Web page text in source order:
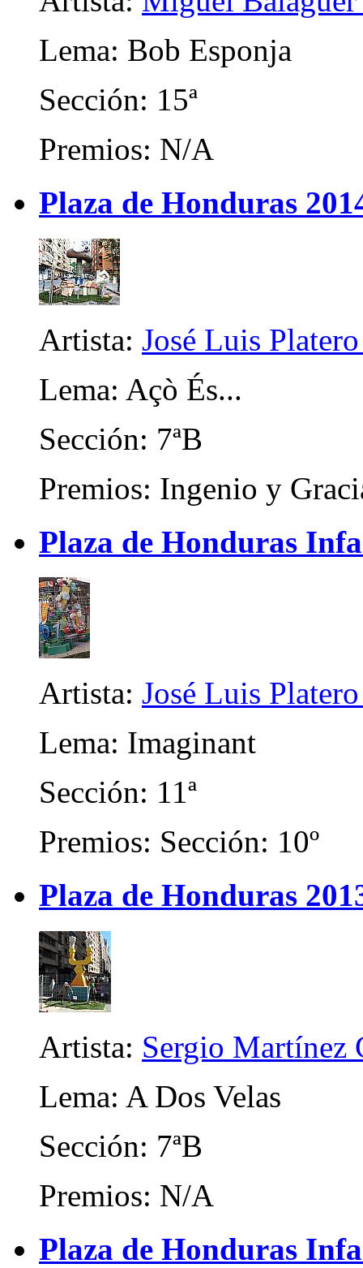
Lema: Bob Esponja
Sección: 15ª
Premios: N/A
Plaza de Honduras
Artista: José Luis
Lema: Açò És...
Sección: 7ªB
Premios: Ingenio y
Plaza de Honduras
Artista: José Luis
Lema: Imaginant
Sección: 11ª
Premios: Sección: 10º
Plaza de Honduras
Artista: Sergio Martínez
Lema: A Dos Velas
Sección: 7ªB
Premios: N/A
Plaza de Honduras